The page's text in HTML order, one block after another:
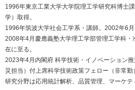
1996年東京工業大学大学院理工学研究科博士
学）取得。
1996年筑波大学社会工学系・講師。2002年6月
2008年4月慶應義塾大学理工学部管理工学科
在に至る。
2023年4月内閣府 科学技術・イノベーション
災担当）付上席科学技術政策フェロー（非常勤）
研究分野は応用統計解析、品質管理、マーケテ